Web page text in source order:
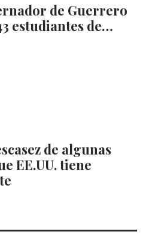
de Guerrero
estudiantes de…
de algunas
EE.UU. tiene